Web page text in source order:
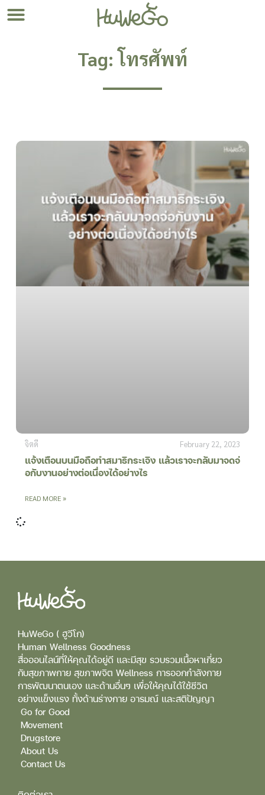
Tag: โทรศัพท์
จิตดี
แจ้งเตือนบนมือถือทำสมาธิกระเจิง แล้วเราจะกลับมาจดจ่
อกับงานอย่างต่อเนื่องได้อย่างไร
READ MORE »
February 22, 2023
HuWeGo ( ฮูวีโก)
Human Wellness Goodness
สื่อออนไลน์ที่ให้คุณได้อยู่ดี และมีสุข รวบรวมเนื้อหาเกี่ยว
กับสุขภาพกาย สุขภาพจิต Wellness การออกกำลังกาย
การพัฒนาตนเอง และด้านอื่นๆ เพื่อให้คุณได้ใช้ชีวิต
อย่างแข็งแรง ทั้งด้านร่างกาย อารมณ์ และสติปัญญา
Go for Good
Movement
Drugstore
About Us
Contact Us